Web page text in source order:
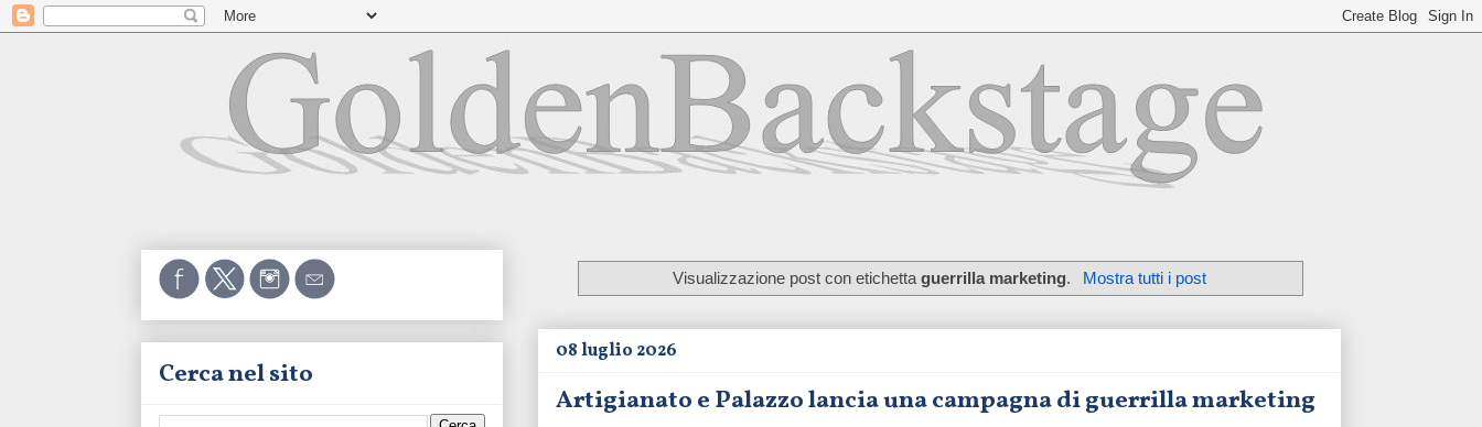
Visualizzazione post con etichettaguerrilla marketing. Mostra tutti i post
08 luglio 2026
Artigianato e Palazzo lancia una campagna di guerrilla marketing
Cerca nel sito